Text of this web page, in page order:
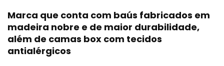
Marca que conta com baús fabricados em
madeira nobre e de maior durabilidade,
além de camas box com tecidos
antialérgicos